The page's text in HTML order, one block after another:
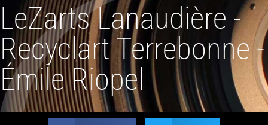
LeZarts Lanaudière -
Recyclart Terrebonne -
Émile Riopel